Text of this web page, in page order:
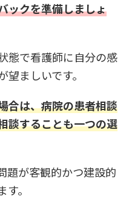
ックを準備しましょ
態で看護師に自分の感
ましいです。
合は、病院の患者相談
談することも一つの選
題が客観的かつ建設的
。